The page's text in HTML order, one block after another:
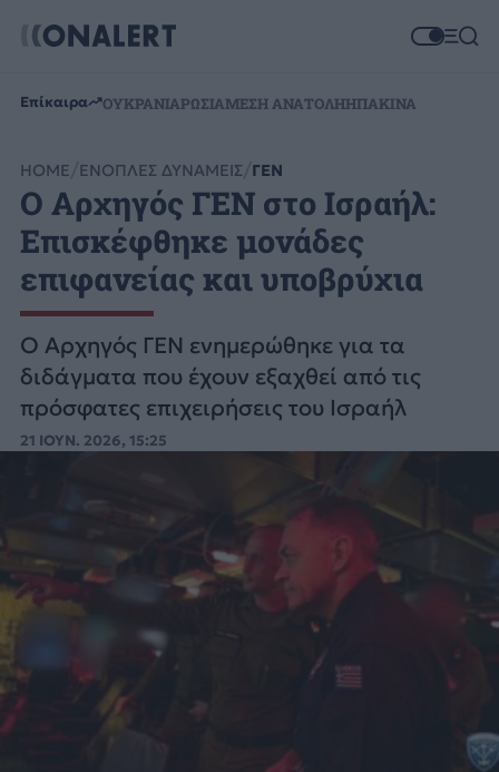
Επίκαιρα ΟΥΚΡΑΝΙΑΡΩΣΙΑΜΕΣΗ ΑΝΑΤΟΛΗΗΠΑΚΙΝΑ
HOME ΕΝΟΠΛΕΣ ΔΥΝΑΜΕΙΣ ΓΕΝ
Ο Αρχηγός ΓΕΝ στο Ισραήλ:
Επισκέφθηκε μονάδες
επιφανείας και υποβρύχια
Ο Αρχηγός ΓΕΝ ενημερώθηκε για τα
διδάγματα που έχουν εξαχθεί από τις
πρόσφατες επιχειρήσεις του Ισραήλ
21 ΙΟΥΝ. 2026, 15:25